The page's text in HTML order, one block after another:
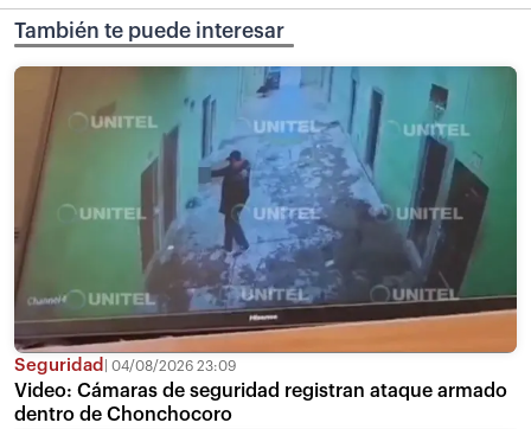
También te puede interesar
Seguridad 04/08/2026 23:09
Video: Cámaras de seguridad registran ataque armado
dentro de Chonchocoro